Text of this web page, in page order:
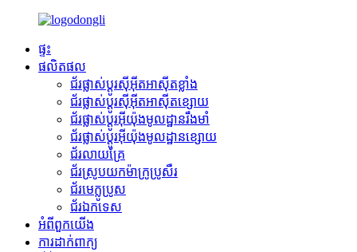
ផ្ទះ
ផលិតផល
ជ័រផ្លាស់ប្តូរស៊ីអ៊ីតអាស៊ីតខ្លាំង
ជ័រផ្លាស់ប្តូរស៊ីអ៊ីតអាស៊ីតខ្សោយ
ជ័រផ្លាស់ប្តូរអ៊ីយ៉ុងមូលដ្ឋានរឹងមាំ
ជ័រផ្លាស់ប្តូរអ៊ីយ៉ុងមូលដ្ឋានខ្សោយ
ជ័រលាយគ្រែ
ជ័រស្រូបយកម៉ាក្រូប្រូសឺរ
ជ័រមេក្លូប្រូស
ជ័រឯកទេស
អំពី​ពួក​យើង
ការដាក់ពាក្យ